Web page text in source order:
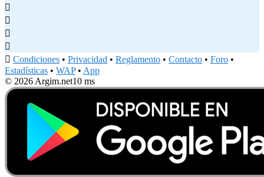




 Condiciones • Privacidad • Reglamento • Contacto • Foro •
Estadísticas • WAP• App
© 2026 Argim.net10 ms